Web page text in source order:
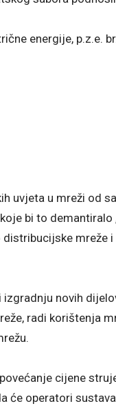
energije, p.z.e.
uvjeta u mreži od
bi to
mreže
izgradnju novih
radi korištenja
cijene
će operatori